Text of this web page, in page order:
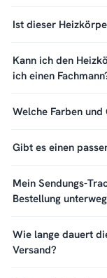
Ist dieser
Kann ich den
ich einen
Welche Farben
Gibt es einen
Mein Sendungs-
Bestellung
Wie lange dauert
Versand?